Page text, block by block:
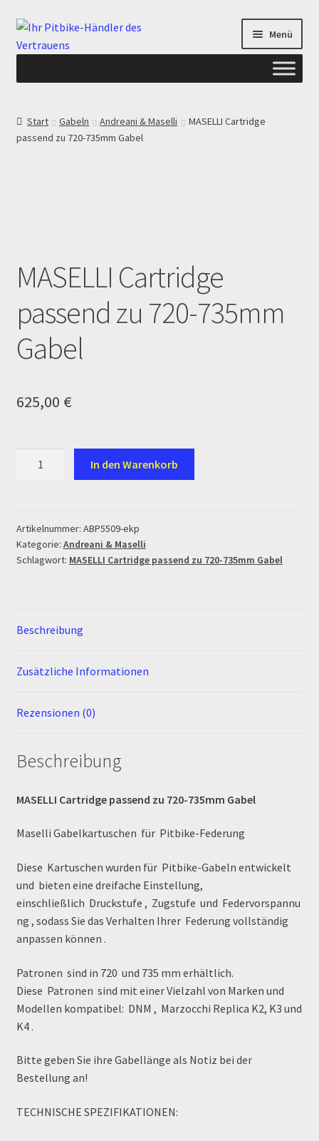
Zur
Navigation
Zum
Inhalt
Menü
ANGEBOTE AB-PITBIKE
Echtheit von Bewertungen
Ersatzteile Pitbike
Impressum
Kontakt
MALCOR MTR PITBIKES
MALCOR PITCROSS / DIRTBIKE
Mein Konto
Newsletter
Order Confirmation
Order Failed
Pitbike-Training
Start Gabeln Andreani & Maselli
MASELLI Cartridge
passend zu 720-735mm Gabel
MASELLI Cartridge
passend zu 720-735mm
Gabel
625,00 €
720-
735mm
Gabel
In den Warenkorb
Artikelnummer: ABP5509-ekp
Kategorie: Andreani & Maselli
Schlagwort: MASELLI Cartridge passend zu 720-735mm Gabel
Beschreibung
Zusätzliche Informationen
Rezensionen (0)
Beschreibung
MASELLI Cartridge passend zu 720-735mm Gabel
Maselli Gabelkartuschen für Pitbike-Federung
Diese Kartuschen wurden für Pitbike-Gabeln entwickelt
und bieten eine dreifache Einstellung,
einschließlich Druckstufe , Zugstufe und Federvorspannu
ng , sodass Sie das Verhalten Ihrer Federung vollständig
anpassen können .
Patronen sind in 720 und 735 mm erhältlich.
Diese Patronen sind mit einer Vielzahl von Marken und
Modellen kompatibel: DNM , Marzocchi Replica K2, K3 und
K4.
Bitte geben Sie ihre Gabellänge als Notiz bei der
Bestellung an!
TECHNISCHE SPEZIFIKATIONEN: